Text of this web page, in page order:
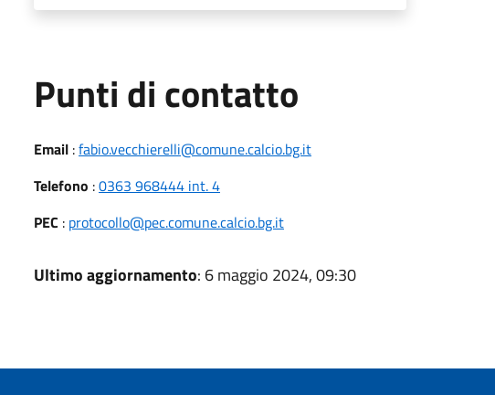
Punti di contatto
Email:fabio.vecchierelli@comune.calcio.bg.it
Telefono :0363 968444 int. 4
PEC : protocollo@pec.comune.calcio.bg.it
Ultimo aggiornamento: 6 maggio 2024, 09:30